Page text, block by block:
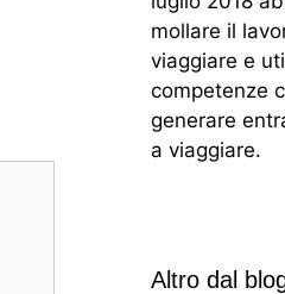
mollare il
viaggiare e
competenze
generare
a viaggiare.
Altro dal